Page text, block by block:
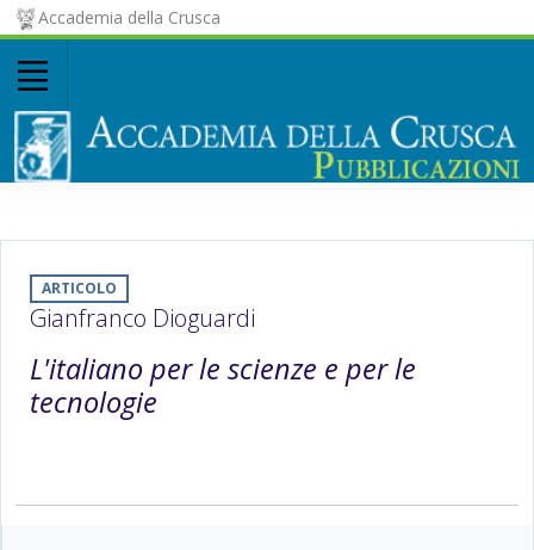
Accademia della Crusca
ARTICOLO
Gianfranco Dioguardi
L'italiano per le scienze e per le
tecnologie